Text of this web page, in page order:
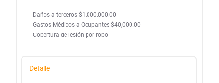
Daños a terceros $1,000,000.00
Gastos Médicos a Ocupantes $40,000.00
Cobertura de lesión por robo
Detalle